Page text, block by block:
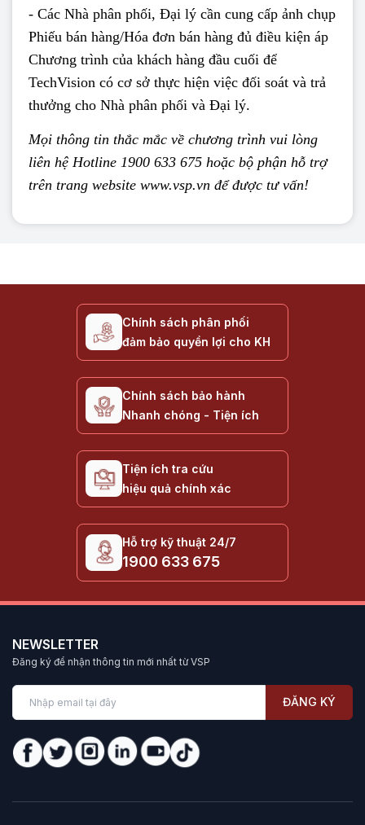
- Các Nhà phân phối, Đại lý cần cung cấp ảnh chụp
Phiếu bán hàng/Hóa đơn bán hàng đủ điều kiện áp
Chương trình của khách hàng đầu cuối để
TechVision có cơ sở thực hiện việc đối soát và trả
thưởng cho Nhà phân phối và Đại lý.
Mọi thông tin thắc mắc về chương trình vui lòng
liên hệ Hotline 1900 633 675 hoặc bộ phận hỗ trợ
trên trang website www.vsp.vn để được tư vấn!
Chính sách phân phối
đảm bảo quyền lợi cho KH
Chính sách bảo hành
Nhanh chóng - Tiện ích
Tiện ích tra cứu
hiệu quả chính xác
Hỗ trợ kỹ thuật 24/7
1900 633 675
NEWSLETTER
Đăng ký để nhận thông tin mới nhất từ VSP
ĐĂNG KÝ